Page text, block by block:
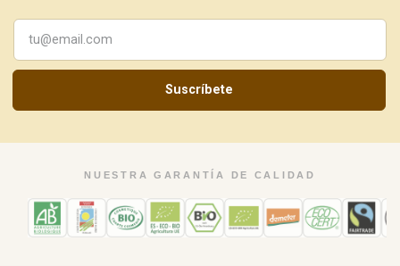
Suscríbete
NUESTRA GARANTÍA DE CALIDAD